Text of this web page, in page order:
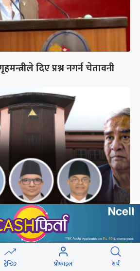
दिए प्रश्न नगर्न चेतावनी
गर्छ कांग्रेस विवादको सुनुवाइ ?
ट्रेन्डिङ प्रोफाइल सर्च